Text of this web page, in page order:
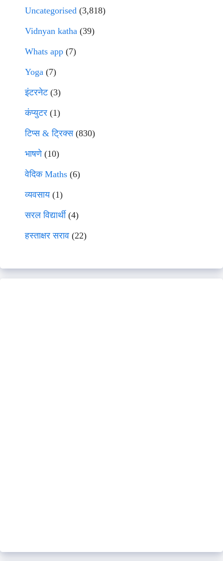
Uncategorised (3,818)
Vidnyan katha (39)
Whats app (7)
Yoga (7)
इंटरनेट(3)
कंप्युटर (1)
टिप्स & ट्रिक्स(830)
भाषणे(10)
वेदिक Maths (6)
व्यवसाय(1)
सरल विद्यार्थी(4)
हस्ताक्षर सराव (22)